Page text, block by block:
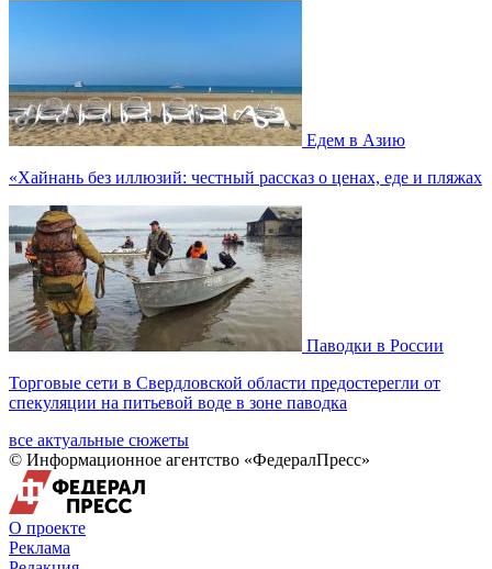
Едем в Азию
«Хайнань без иллюзий: честный рассказ о ценах, еде и пляжах
Паводки в России
Торговые сети в Свердловской области предостерегли от
спекуляции на питьевой воде в зоне паводка
все актуальные сюжеты
© Информационное агентство «ФедералПресс»
О проекте
Реклама